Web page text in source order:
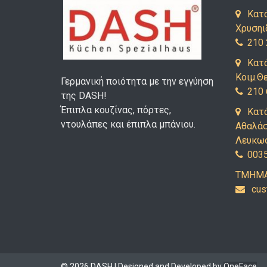
Γερμανική ποιότητα με την εγγύηση
της DASH!
Έπιπλα κουζίνας, πόρτες,
ντουλάπες και έπιπλα μπάνιου.
210
210
uc